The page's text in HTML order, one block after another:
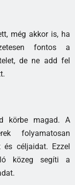
még akkor is, ha
fontos a
de ne add fel
körbe magad. A
folyamatosan
és céljaidat. Ezzel
közeg segíti a